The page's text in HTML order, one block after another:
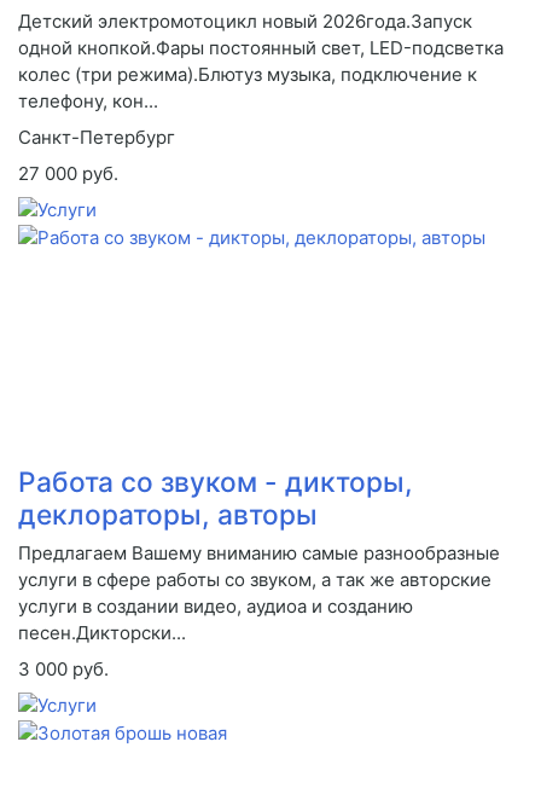
Детский электромотоцикл новый 2026года.Запуск
одной кнопкой.Фары постоянный свет, LED-подсветка
колес (три режима).Блютуз музыка, подключение к
телефону, кон...
Санкт-Петербург
27 000 руб.
Работа со звуком - дикторы,
деклораторы, авторы
Предлагаем Вашему вниманию самые разнообразные
услуги в сфере работы со звуком, а так же авторские
услуги в создании видео, аудиоа и созданию
песен.Дикторски...
3 000 руб.